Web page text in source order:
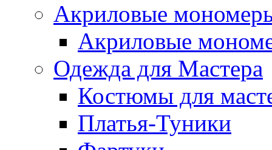
Акриловые
Акриловые
Одежда для Мастера
Костюмы для
Платья-Туники